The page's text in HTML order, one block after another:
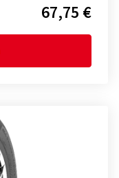
67,75 €